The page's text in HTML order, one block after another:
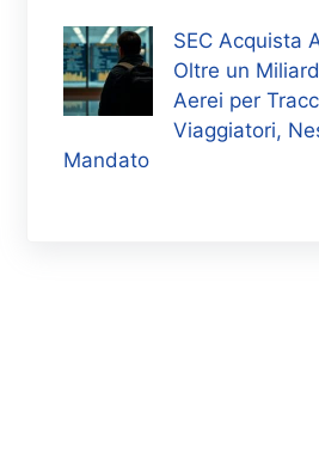
SEC Acquista
Oltre un
Aerei per
Viaggiatori,
Mandato